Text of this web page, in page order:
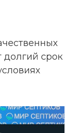
долгий срок